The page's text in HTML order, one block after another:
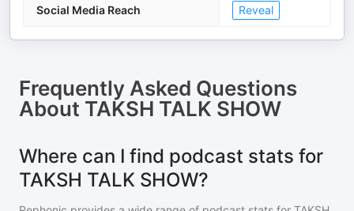
Social Media Reach Reveal
Frequently Asked Questions
About TAKSH TALK SHOW
Where can I find podcast stats for
TAKSH TALK SHOW?